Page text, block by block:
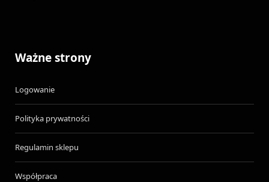
Ważne strony
Logowanie
Polityka prywatności
Regulamin sklepu
Współpraca